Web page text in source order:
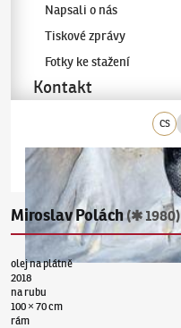
CS
Napsali o nás
Tiskové zprávy
Fotky ke stažení
Kontakt
Miroslav Polách (✱ 1980)
olej na plátně
2018
na rubu
100 × 70 cm
rám